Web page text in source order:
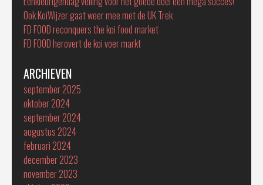
Ook KoiWijzer gaat weer mee met de UK Trek
FD FOOD reconquers the koi food market
FD FOOD herovert de koi voer markt
ARCHIEVEN
september 2025
oktober 2024
september 2024
augustus 2024
februari 2024
december 2023
november 2023